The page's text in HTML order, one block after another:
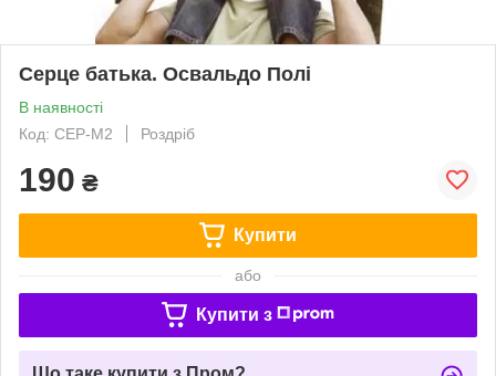
Серце батька. Освальдо Полі
В наявності
Код: СЕР-М2
Роздріб
190 ₴
Купити
або
Купити з